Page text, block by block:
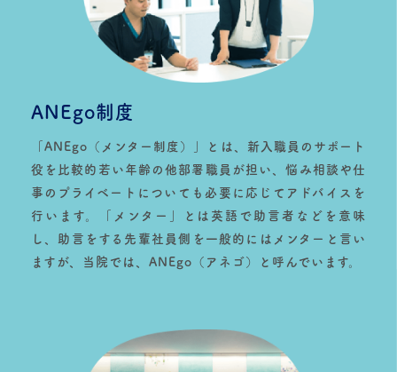
ANEgo制度
「ANEgo（メンター制度）」とは、新入職員のサポート
役を比較的若い年齢の他部署職員が担い、悩み相談や仕
事のプライベートについても必要に応じてアドバイスを
行います。「メンター」とは英語で助言者などを意味
し、助言をする先輩社員側を一般的にはメンターと言い
ますが、当院では、ANEgo（アネゴ）と呼んでいます。